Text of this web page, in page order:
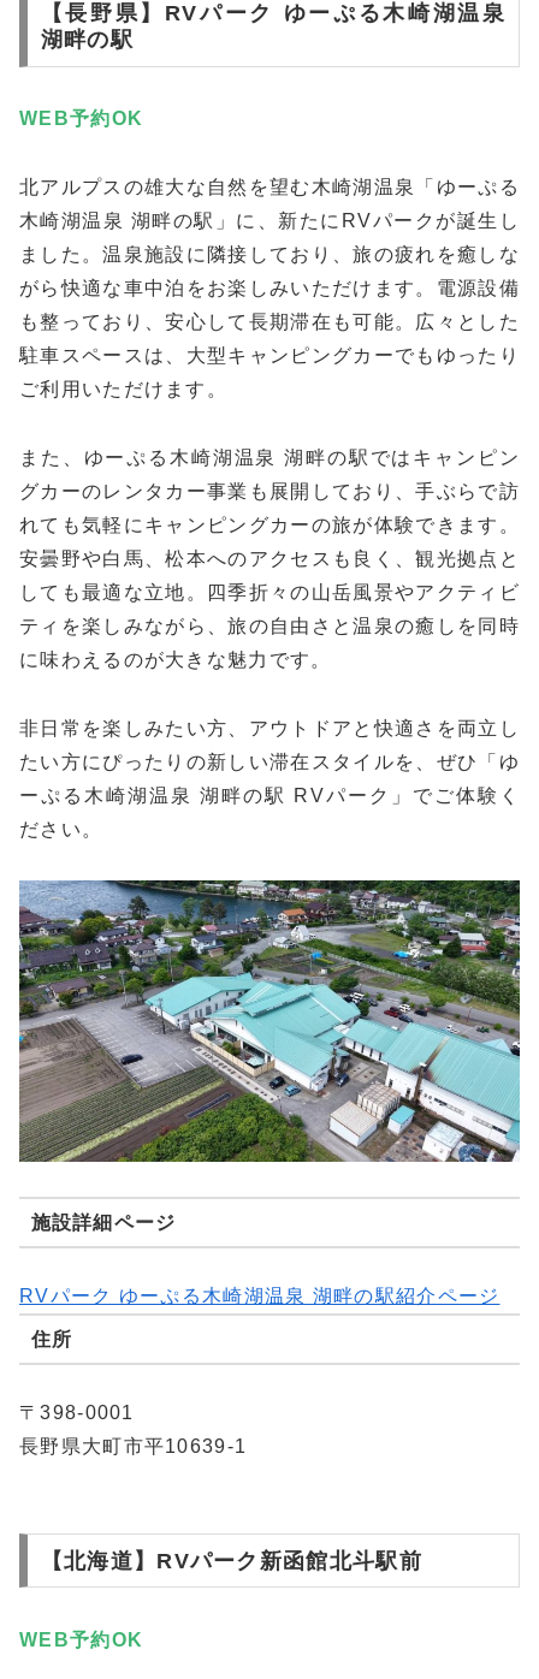
【長野県】RVパーク ゆーぷる木崎湖温泉
湖畔の駅
WEB予約OK
北アルプスの雄大な自然を望む木崎湖温泉「ゆーぷる
木崎湖温泉 湖畔の駅」に、新たにRVパークが誕生し
ました。温泉施設に隣接しており、旅の疲れを癒しな
がら快適な車中泊をお楽しみいただけます。電源設備
も整っており、安心して長期滞在も可能。広々とした
駐車スペースは、大型キャンピングカーでもゆったり
ご利用いただけます。
また、ゆーぷる木崎湖温泉 湖畔の駅ではキャンピン
グカーのレンタカー事業も展開しており、手ぶらで訪
れても気軽にキャンピングカーの旅が体験できます。
安曇野や白馬、松本へのアクセスも良く、観光拠点と
しても最適な立地。四季折々の山岳風景やアクティビ
ティを楽しみながら、旅の自由さと温泉の癒しを同時
に味わえるのが大きな魅力です。
非日常を楽しみたい方、アウトドアと快適さを両立し
たい方にぴったりの新しい滞在スタイルを、ぜひ「ゆ
ーぷる木崎湖温泉 湖畔の駅 RVパーク」でご体験く
ださい。
施設詳細ページ
RVパーク ゆーぷる木崎湖温泉 湖畔の駅紹介ページ
住所
〒398-0001
長野県大町市平10639-1
【北海道】RVパーク新函館北斗駅前
WEB予約OK